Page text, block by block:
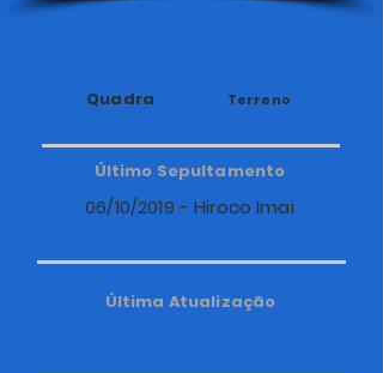
Quadra Terreno
Último Sepultamento
06/10/2019 - Hiroco Imai
Última Atualização